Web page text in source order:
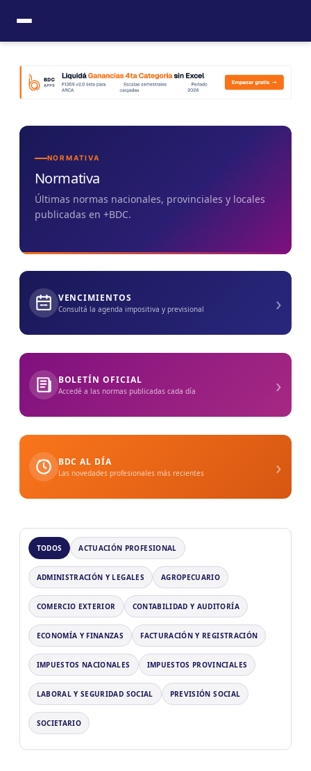
contenido
NORMATIVA
Normativa
Últimas normas nacionales, provinciales y locales
publicadas en +BDC.
VENCIMIENTOS
Consultá la agenda impositiva y previsional ›
BOLETÍN OFICIAL
Accedé a las normas publicadas cada día ›
BDC AL DÍA
Las novedades profesionales más recientes ›
TODOS ACTUACIÓN PROFESIONAL
ADMINISTRACIÓN Y LEGALES AGROPECUARIO
COMERCIO EXTERIOR CONTABILIDAD Y AUDITORÍA
ECONOMÍA Y FINANZAS FACTURACIÓN Y REGISTRACIÓN
IMPUESTOS NACIONALES IMPUESTOS PROVINCIALES
LABORAL Y SEGURIDAD SOCIAL PREVISIÓN SOCIAL
SOCIETARIO